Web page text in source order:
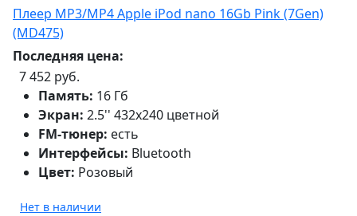
Плеер MP3/MP4 Apple iPod nano 16Gb Pink (7Gen)
(MD475)
Последняя цена:
7 452 руб.
Память: 16 Гб
Экран: 2.5'' 432x240 цветной
FM-тюнер: есть
Интерфейсы: Bluetooth
Цвет: Розовый
Нет в наличии